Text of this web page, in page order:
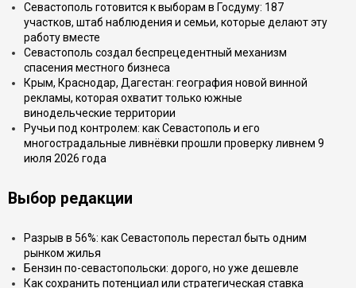
Севастополь готовится к выборам в Госдуму: 187
участков, штаб наблюдения и семьи, которые делают эту
работу вместе
Севастополь создал беспрецедентный механизм
спасения местного бизнеса
Крым, Краснодар, Дагестан: география новой винной
рекламы, которая охватит только южные
винодельческие территории
Ручьи под контролем: как Севастополь и его
многострадальные ливнёвки прошли проверку ливнем 9
июля 2026 года
Выбор редакции
Разрыв в 56%: как Севастополь перестал быть одним
рынком жилья
Бензин по-севастопольски: дорого, но уже дешевле
Как сохранить потенциал или стратегическая ставка